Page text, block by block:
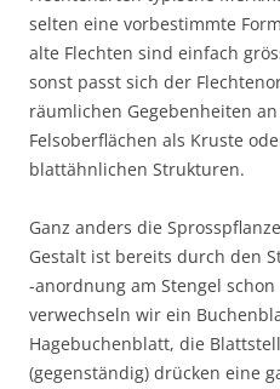
selten eine vorbestimmte
alte Flechten sind einfach
sonst passt sich der
räumlichen Gegebenheiten
Felsoberflächen als Kruste
blattähnlichen Strukturen.
Ganz anders die
Gestalt ist bereits durch den
-anordnung am Stengel
verwechseln wir ein
Hagebuchenblatt, die
(gegenständig) drücken eine